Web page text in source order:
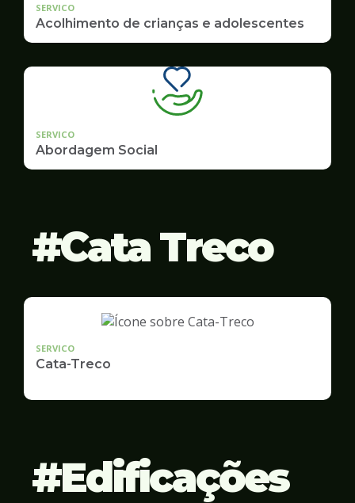
SERVICO
Acolhimento de crianças e adolescentes
SERVICO
Abordagem Social
Cata Treco
SERVICO
Cata-Treco
Edificações